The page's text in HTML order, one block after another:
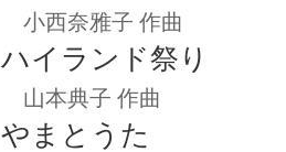
小西奈雅子 作曲
ハイランド祭り
山本典子 作曲
やまとうた